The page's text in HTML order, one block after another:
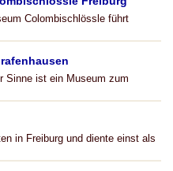
Colombischlössle führt
Sinne ist ein Museum zum
in Freiburg und diente einst als